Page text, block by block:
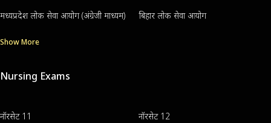
मध्यप्रदेश लोक सेवा आयोग (अंग्रेजी माध्यम) बिहार लोक सेवा आयोग
Show More
Nursing Exams
नॉरसेट 11 नॉरसेट 12